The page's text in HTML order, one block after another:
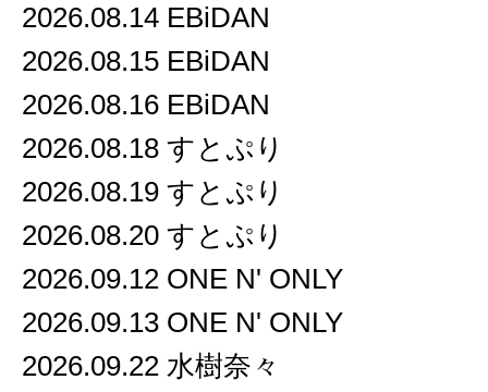
2026.08.14 EBiDAN
2026.08.15 EBiDAN
2026.08.16 EBiDAN
2026.08.18 すとぷり
2026.08.19 すとぷり
2026.08.20 すとぷり
2026.09.12 ONE N' ONLY
2026.09.13 ONE N' ONLY
2026.09.22 水樹奈々